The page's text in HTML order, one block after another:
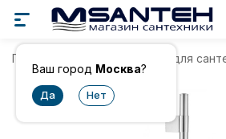
Ваш город Москва?
Главная Комплектующие для